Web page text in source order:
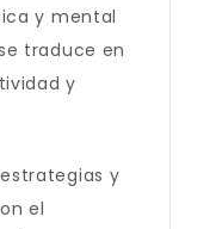
y mental
traduce en
y
y
el